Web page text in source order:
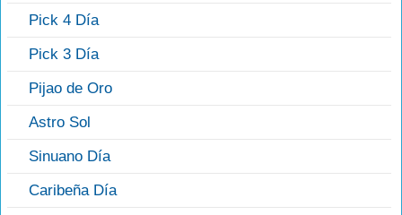
Pick 4 Día
Pick 3 Día
Pijao de Oro
Astro Sol
Sinuano Día
Caribeña Día